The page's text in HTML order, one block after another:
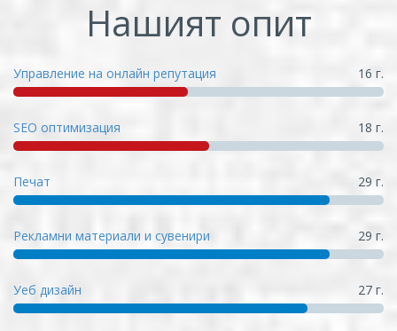
Нашият опит
Управление на онлайн репутация 16 г.
SEO оптимизация 18 г.
Печат 29 г.
Рекламни материали и сувенири 29 г.
Уеб дизайн 27 г.